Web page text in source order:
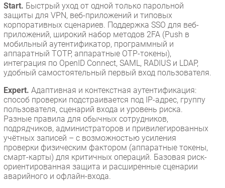
Start. Быстрый уход от одной только парольной
защиты для VPN, веб-приложений и типовых
корпоративных сценариев. Поддержка SSO для веб-
приложений, широкий набор методов 2FA (Push в
мобильный аутентификатор, программный и
аппаратный TOTP, аппаратные OTP-токены),
интеграция по OpenID Connect, SAML, RADIUS и LDAP,
удобный самостоятельный первый вход пользователя.
Expert. Адаптивная и контекстная аутентификация:
способ проверки подстраивается под IP-адрес, группу
пользователя, сценарий входа и уровень риска.
Разные правила для обычных сотрудников,
подрядчиков, администраторов и привилегированных
учётных записей – с возможностью усиления
проверки физическим фактором (аппаратные токены,
смарт-карты) для критичных операций. Базовая риск-
ориентированная защита и расширенные сценарии
аварийного и офлайн-входа.